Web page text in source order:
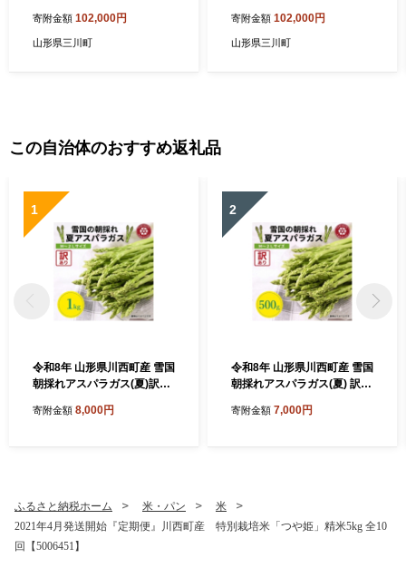
寄附金額 102,000円
山形県三川町
寄附金額 102,000円
山形県三川町
この自治体のおすすめ返礼品
1
令和8年 山形県川西町産 雪国
朝採れアスパラガス(夏)訳あ
【1764660】
寄附金額 8,000円
2
令和8年 山形県川西町産 雪国
朝採れアスパラガス(夏) 訳あ
g【1764659】
寄附金額 7,000円
ふるさと納税ホーム 米・パン
米
2021年4月発送開始『定期便』川西町産 特別栽培米「つや姫」精米5kg 全10
回【5006451】